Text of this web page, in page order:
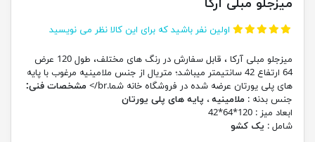
میزجلو مبلی آرکا
اولین نفر باشید که برای این کالا نظر می نویسید
میزجلو مبلی آرکا ، قابل سفارش در رنگ های مختلف، طول 120 عرض
64 ارتفاع 42 سانتیمتر میباشد؛ متریال از جنس ملامینیه مرغوب با پایه
های پلی یورتان عرضه شده در فروشگاه خانه شما.br/>
مشخصات فنی:
جنس بدنه : ملامینیه ، پایه های پلی یورتان
ابعاد میز : 120*64*42
شامل : یک کشو